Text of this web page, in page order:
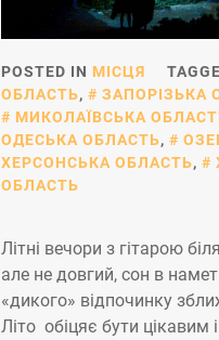
POSTED IN МІСЦЯ
ОБЛАСТЬ, ЗАПОРІЗЬКА
МИКОЛАЇВСЬКА
ОДЕСЬКА ОБЛАСТЬ,
ХЕРСОНСЬКА ОБЛАСТЬ,
ОБЛАСТЬ
Літні вечори з гітарою
але не довгий, сон в
«дикого» відпочинку
Літо обіцяє бути цікавим